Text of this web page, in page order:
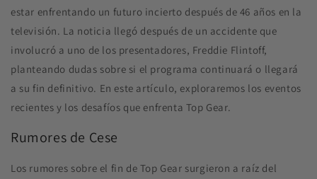
estar enfrentando un futuro incierto después de 46 años en la
televisión. La noticia llegó después de un accidente que
involucró a uno de los presentadores, Freddie Flintoff,
planteando dudas sobre si el programa continuará o llegará
a su fin definitivo. En este artículo, exploraremos los eventos
recientes y los desafíos que enfrenta Top Gear.
Rumores de Cese
Los rumores sobre el fin de Top Gear surgieron a raíz del